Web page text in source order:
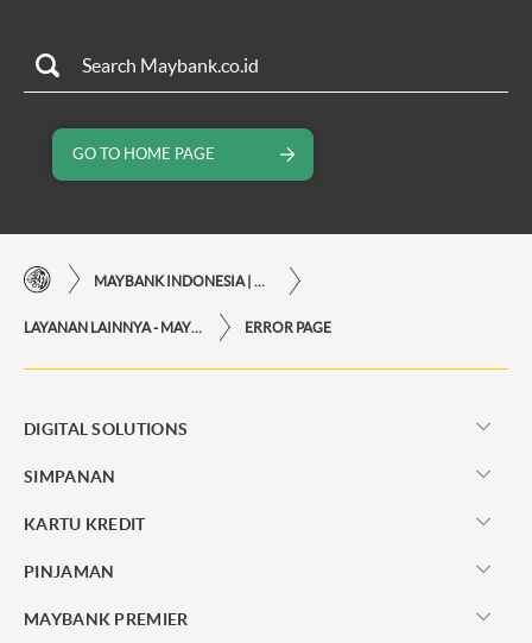
GO TO HOME PAGE
ERROR PAGE
DIGITAL SOLUTIONS
SIMPANAN
KARTU KREDIT
PINJAMAN
MAYBANK PREMIER